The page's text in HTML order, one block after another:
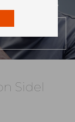
performance
Sidel